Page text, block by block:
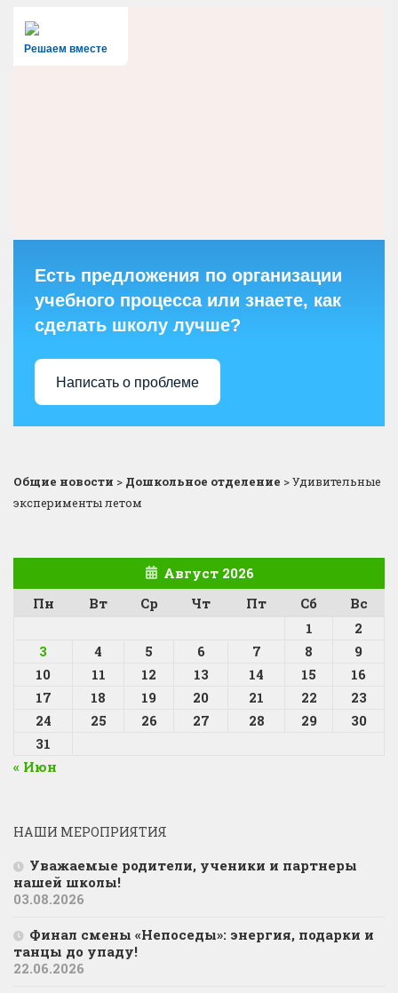
Решаем вместе
Есть предложения по организации
учебного процесса или знаете, как
сделать школу лучше?
Написать о проблеме
Общие новости > Дошкольное отделение >Удивительные
эксперименты летом
Август 2026
Пн
Вт Ср Чт Пт Сб
Вс
1
2
3
4 5 6 7 8
9
10
11 12 13 14 15
16
17
18 19 20 21 22
23
24
25 26 27 28 29
30
31
« Июн
НАШИ МЕРОПРИЯТИЯ
Уважаемые родители, ученики и партнеры
нашей школы!
03.08.2026
Финал смены «Непоседы»: энергия, подарки и
танцы до упаду!
22.06.2026